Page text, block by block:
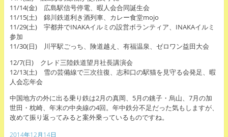
11/14(金) 広島駅信号停電、暇人会合同誕生会
11/15(土) 錦川鉄道利き酒列車、カレー食堂mojo
11/29(土) 宇都井でINAKAイルミの設営ボランティア、INAKAイルミ
参加
11/30(日) 川平駅ごっち、険道越え、有福温泉、ゼロワン益田大会
12/7(日) クレド三陸鉄道望月社長講演会
12/13(土) 雪の芸備線で三次往復、志和口の駅猫を見守る会発足、暇
人会忘年会
中国地方の外に出る乗り鉄は2月の真岡、5月の銚子・烏山、7月の加
世田・枕崎、年末の中央線の4回。年中鉄分不足だった気もしますが、
改めて振り返ってみると案外乗っているものですね。
2014年12月14日